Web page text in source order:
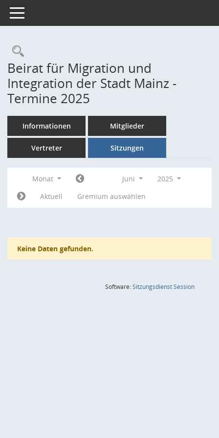
Toggle navigation
Rechercheauswahl
Beirat für Migration und
Integration der Stadt Mainz -
Termine 2025
Informationen Mitglieder
Vertreter Sitzungen
Monat Juni
2025
Aktuell
Gremium auswählen
Keine Daten gefunden.
Software:SitzungsdienstSession(Wird in